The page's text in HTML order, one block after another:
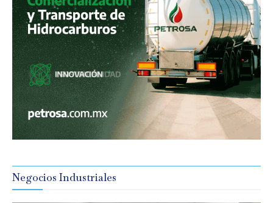
Negocios Industriales